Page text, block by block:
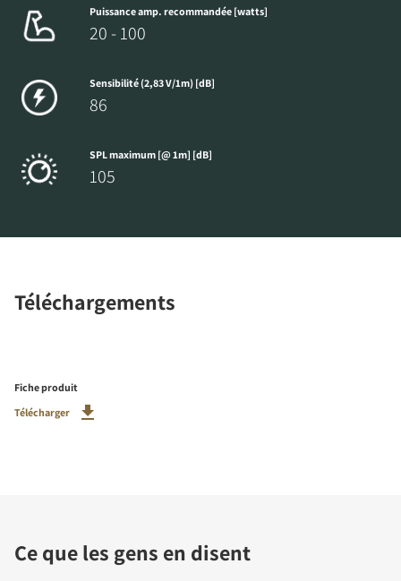
Puissance amp. recommandée [watts]
20 - 100
Sensibilité (2,83 V/1m) [dB]
86
SPL maximum [@ 1m] [dB]
105
Téléchargements
Fiche produit
Télécharger
Ce que les gens en disent